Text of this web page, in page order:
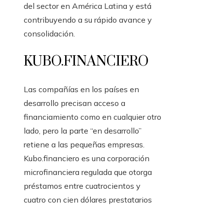
del sector en América Latina y está
contribuyendo a su rápido avance y
consolidación.
KUBO.FINANCIERO
Las compañías en los países en
desarrollo precisan acceso a
financiamiento como en cualquier otro
lado, pero la parte “en desarrollo”
retiene a las pequeñas empresas.
Kubo.financiero es una corporación
microfinanciera regulada que otorga
préstamos entre cuatrocientos y
cuatro con cien dólares prestatarios